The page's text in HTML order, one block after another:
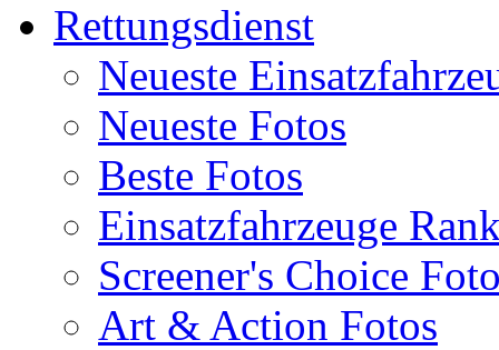
Rettungsdienst
Neueste
Neueste Fotos
Beste Fotos
Einsatzfahrzeuge
Screener's Choice
Art & Action Fotos